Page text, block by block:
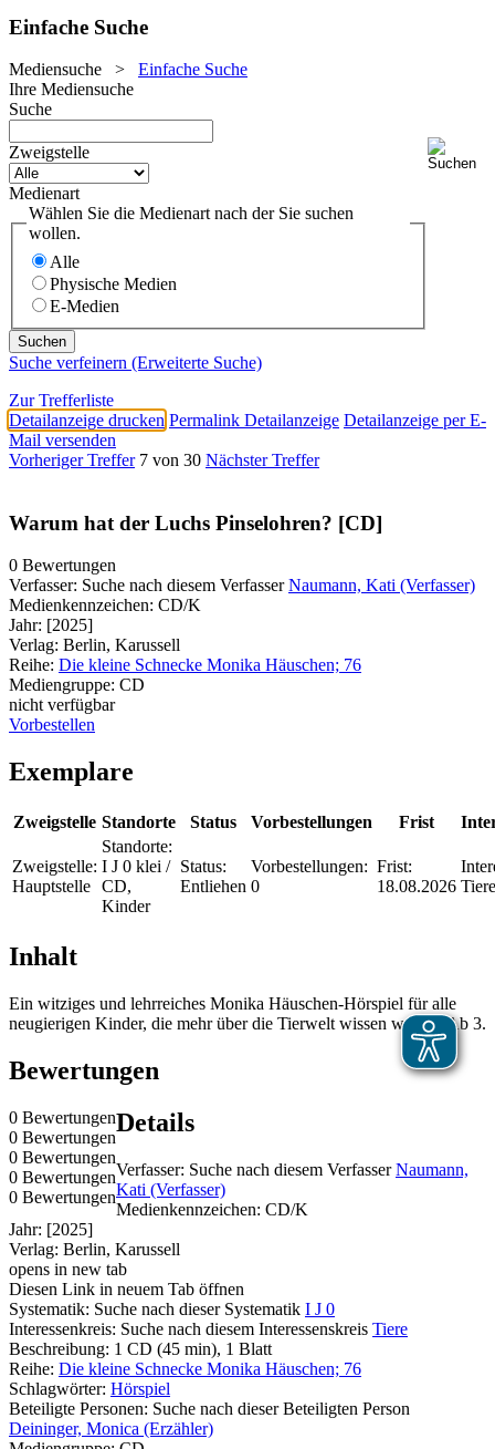
Einfache Suche
Mediensuche > Einfache Suche
Ihre Mediensuche
Suche
Zweigstelle
Medienart
Wählen Sie die Medienart nach der Sie suchen
wollen.
Alle
Physische Medien
E-Medien
Suche verfeinern (Erweiterte Suche)
Zur Trefferliste
Detailanzeige drucken Permalink Detailanzeige Detailanzeige per E-
Mail versenden
Vorheriger Treffer 7 von 30 Nächster Treffer
Warum hat der Luchs Pinselohren? [CD]
0 Bewertungen
Verfasser: Suche nach diesem Verfasser Naumann, Kati (Verfasser)
Medienkennzeichen: CD/K
Jahr: [2025]
Verlag: Berlin, Karussell
Reihe: Die kleine Schnecke Monika Häuschen; 76
Mediengruppe: CD
nicht verfügbar
Vorbestellen
Exemplare
Zweigstelle Standorte Status Vorbestellungen Frist
Zweigstelle:
Hauptstelle
Standorte:
I J 0 klei /
CD,
Kinder
Status:
Entliehen
Vorbestellungen:
0
Frist:
18.08.2026 Tiere
Inhalt
Ein witziges und lehrreiches Monika Häuschen-Hörspiel für alle
neugierigen Kinder, die mehr über die Tierwelt wissen wollen. Ab 3.
Bewertungen
0 Bewertungen
0 Bewertungen
0 Bewertungen
0 Bewertungen
0 Bewertungen
Details
Verfasser: Suche nach diesem Verfasser Naumann,
Kati (Verfasser)
Medienkennzeichen: CD/K
Jahr: [2025]
Verlag: Berlin, Karussell
opens in new tab
Diesen Link in neuem Tab öffnen
Systematik: Suche nach dieser Systematik I J 0
Interessenkreis: Suche nach diesem Interessenskreis Tiere
Beschreibung: 1 CD (45 min), 1 Blatt
Reihe: Die kleine Schnecke Monika Häuschen; 76
Schlagwörter: Hörspiel
Beteiligte Personen: Suche nach dieser Beteiligten Person
Deininger, Monica (Erzähler)